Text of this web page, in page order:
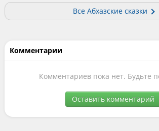
Все Абхазские сказки
Комментарии
Комментариев пока нет. Будьте
Оставить комментарий